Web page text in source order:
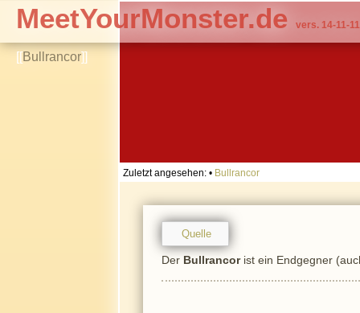
[[Bullrancor]]
MeetYourMonster.de vers. 14-11-11
Zuletzt angesehen: • Bullrancor
Quelle
Der Bullrancorist ein Endgegner